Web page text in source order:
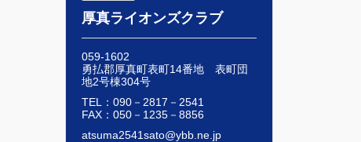
厚真ライオンズクラブ
059-1602
勇払郡厚真町表町14番地 表町団
地2号棟304号
TEL：090－2817－2541
FAX：050－1235－8856
atsuma2541sato@ybb.ne.jp